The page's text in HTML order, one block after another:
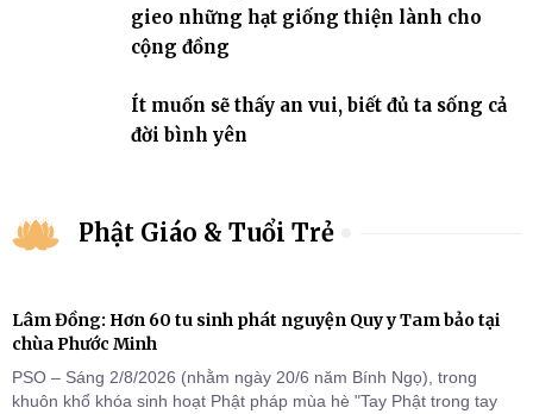
gieo những hạt giống thiện lành cho
cộng đồng
Ít muốn sẽ thấy an vui, biết đủ ta sống cả
đời bình yên
Phật Giáo & Tuổi Trẻ
Lâm Đồng: Hơn 60 tu sinh phát nguyện Quy y Tam bảo tại
chùa Phước Minh
PSO – Sáng 2/8/2026 (nhằm ngày 20/6 năm Bính Ngọ), trong
khuôn khổ khóa sinh hoạt Phật pháp mùa hè "Tay Phật trong tay